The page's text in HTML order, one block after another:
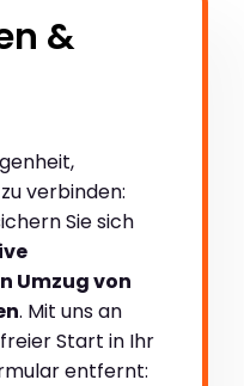
&
zu verbinden:
Sie sich
Umzug von
. Mit uns an
Start in Ihr
entfernt: